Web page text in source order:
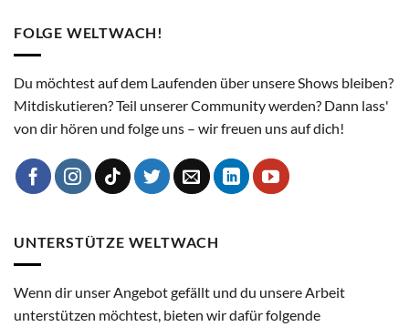
FOLGE WELTWACH!
Du möchtest auf dem Laufenden über unsere Shows bleiben?
Mitdiskutieren? Teil unserer Community werden? Dann lass'
von dir hören und folge uns – wir freuen uns auf dich!
UNTERSTÜTZE WELTWACH
Wenn dir unser Angebot gefällt und du unsere Arbeit
unterstützen möchtest, bieten wir dafür folgende